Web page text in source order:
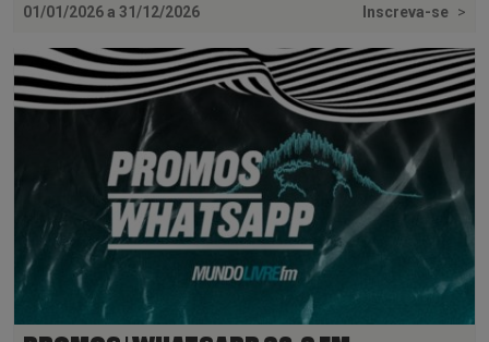
01/01/2026 a 31/12/2026 Inscreva-se >